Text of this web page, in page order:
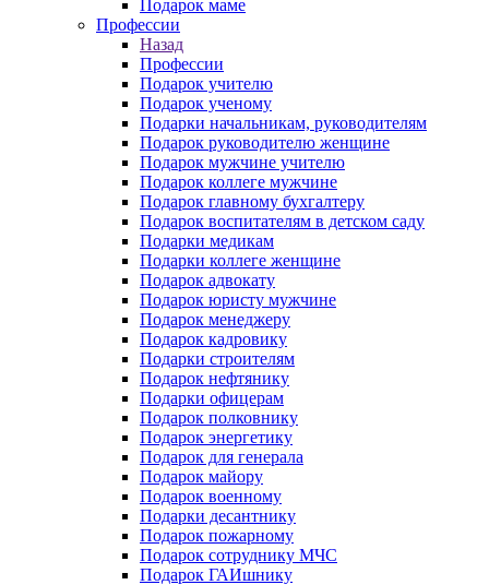
Подарок маме
Профессии
Назад
Профессии
Подарок учителю
Подарок ученому
Подарки начальникам, руководителям
Подарок руководителю женщине
Подарок мужчине учителю
Подарок коллеге мужчине
Подарок главному бухгалтеру
Подарок воспитателям в детском саду
Подарки медикам
Подарки коллеге женщине
Подарок адвокату
Подарок юристу мужчине
Подарок менеджеру
Подарок кадровику
Подарки строителям
Подарок нефтянику
Подарки офицерам
Подарок полковнику
Подарок энергетику
Подарок для генерала
Подарок майору
Подарок военному
Подарки десантнику
Подарок пожарному
Подарок сотруднику МЧС
Подарок ГАИшнику